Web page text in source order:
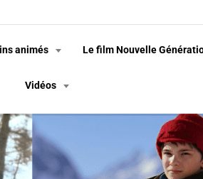
animés Le film Nouvelle
Vidéos